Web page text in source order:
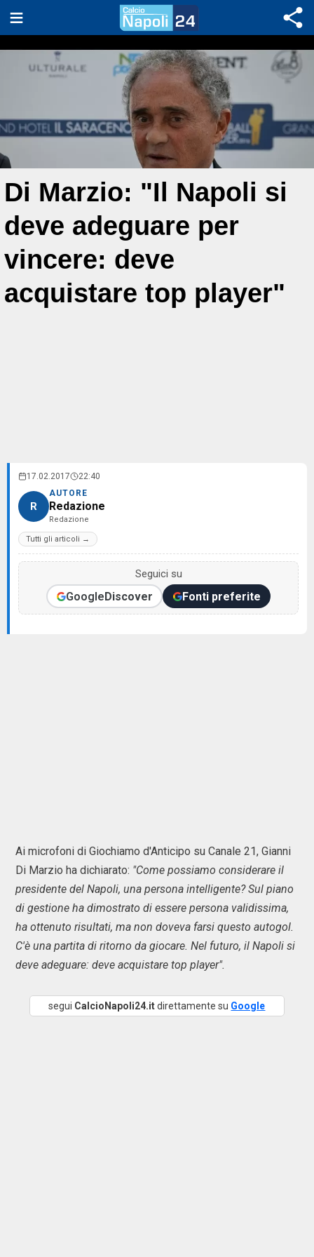
Di Marzio: "Il Napoli si
deve adeguare per
vincere: deve
acquistare top player"
17.02.2017 22:40
R
AUTORE
Redazione
Redazione
Tutti gli articoli →
Seguici su
GoogleDiscover Fonti preferite
Ai microfoni di Giochiamo d'Anticipo su Canale 21, Gianni
Di Marzio ha dichiarato: "Come possiamo considerare il
presidente del Napoli, una persona intelligente? Sul piano
di gestione ha dimostrato di essere persona validissima,
ha ottenuto risultati, ma non doveva farsi questo autogol.
C'è una partita di ritorno da giocare. Nel futuro, il Napoli si
deve adeguare: deve acquistare top player".
segui CalcioNapoli24.itdirettamente su Google